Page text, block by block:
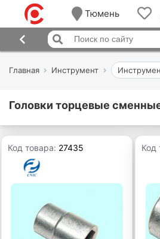
Тюмень
Главная Инструмент
Головки торцевые
Код товара: 27435 Код